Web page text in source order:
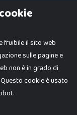
fruibile il sito web
sulle pagine e
non è in grado di
cookie è usato